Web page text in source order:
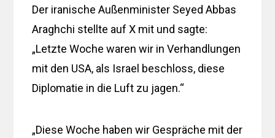
Der iranische Außenminister Seyed Abbas
Araghchi stellte auf X mit und sagte:
„Letzte Woche waren wir in Verhandlungen
mit den USA, als Israel beschloss, diese
Diplomatie in die Luft zu jagen.“
„Diese Woche haben wir Gespräche mit der